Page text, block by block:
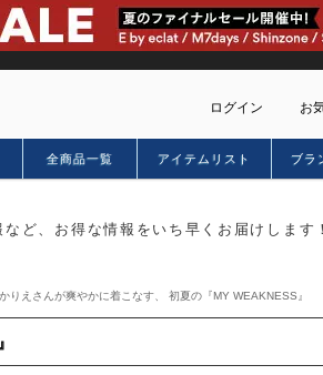
ログイン お
全商品一覧 アイテムリスト ブラ
ど、お得な情報をいち早くお届けします！
りえさんが爽やかに着こなす、 初夏の『MY WEAKNESS』